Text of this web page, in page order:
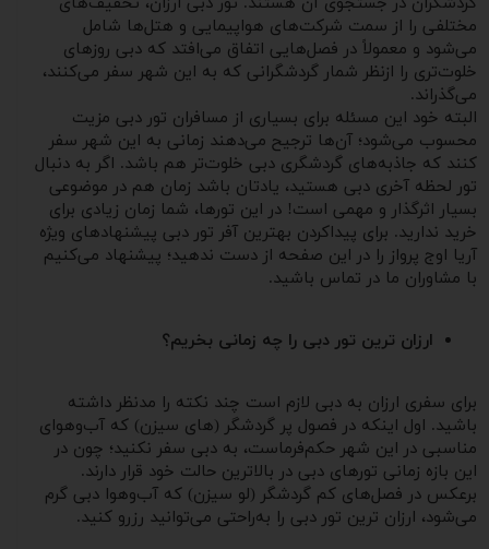
مختلفی را از سمت شرکت‌های هواپیمایی و هتل‌ها شامل
می‌شود و معمولاً در فصل‌هایی اتفاق می‌افتد که دبی روزهای
خلوت‌تری را ازنظر شمار گردشگرانی که به این شهر سفر می‌کنند،
می‌گذراند.
البته خود این مسئله برای بسیاری از مسافران تور دبی مزیت
محسوب می‌شود؛ آن‌ها ترجیح می‌دهند زمانی به این شهر سفر
کنند که جاذبه‌های گردشگری دبی خلوت‌تر هم باشد. اگر به دنبال
تور لحظه آخری دبی هستید، یادتان باشد زمان هم در موضوعی
بسیار اثرگذار و مهمی است! در این تورها، شما زمان زیادی برای
خرید ندارید. برای پیداکردن بهترین آفر تور دبی پیشنهادهای ویژه
آریا اوج پرواز را در این صفحه از دست ندهید؛ پیشنهاد می‌کنیم
با مشاوران ما در تماس باشید.
ارزان ترین تور دبی را چه زمانی بخریم؟
برای سفری ارزان به دبی لازم است چند نکته را مدنظر داشته
باشید. اول اینکه در فصول پر گردشگر (های سیزن) که آب‌و‌هوای
مناسبی در این شهر حکم‌فرماست، به دبی سفر نکنید؛ چون در
این بازه زمانی تورهای دبی در بالاترین حالت خود قرار دارند.
برعکس در فصل‌های کم گردشگر (لو سیزن) که آب‌وهوا دبی گرم
می‌شود، ارزان ترین تور دبی را به‌راحتی می‌توانید رزرو کنید.